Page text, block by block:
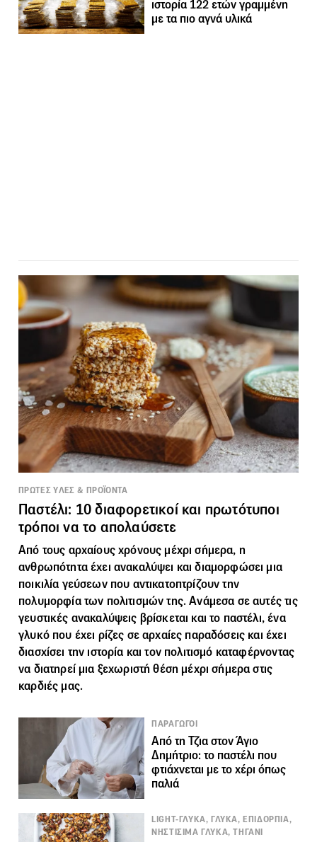
ιστορία 122 ετών γραμμένη
με τα πιο αγνά υλικά
ΠΡΩΤΕΣ ΥΛΕΣ & ΠΡΟΪΟΝΤΑ
Παστέλι: 10 διαφορετικοί και πρωτότυποι
τρόποι να το απολαύσετε
Από τους αρχαίους χρόνους μέχρι σήμερα, η
ανθρωπότητα έχει ανακαλύψει και διαμορφώσει μια
ποικιλία γεύσεων που αντικατοπτρίζουν την
πολυμορφία των πολιτισμών της. Ανάμεσα σε αυτές τις
γευστικές ανακαλύψεις βρίσκεται και το παστέλι, ένα
γλυκό που έχει ρίζες σε αρχαίες παραδόσεις και έχει
διασχίσει την ιστορία και τον πολιτισμό καταφέρνοντας
να διατηρεί μια ξεχωριστή θέση μέχρι σήμερα στις
καρδιές μας.
ΠΑΡΑΓΩΓΟΙ
Από τη Τζια στον Άγιο
Δημήτριο: το παστέλι που
φτιάχνεται με το χέρι όπως
παλιά
LIGHT-ΓΛΥΚΑ, ΓΛΥΚΑ, ΕΠΙΔΟΡΠΙΑ,
ΝΗΣΤΙΣΙΜΑ ΓΛΥΚΑ, ΤΗΓΑΝΙ